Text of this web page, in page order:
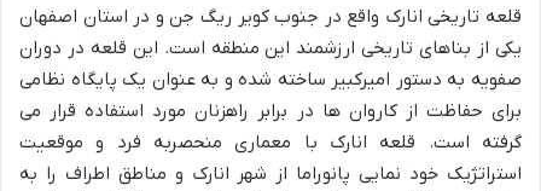
قلعه تاریخی انارک واقع در جنوب کویر ریگ جن و در استان اصفهان
یکی از بناهای تاریخی ارزشمند این منطقه است. این قلعه در دوران
صفویه به دستور امیرکبیر ساخته شده و به عنوان یک پایگاه نظامی
برای حفاظت از کاروان ها در برابر راهزنان مورد استفاده قرار می
گرفته است. قلعه انارک با معماری منحصربه فرد و موقعیت
استراتژیک خود نمایی پانوراما از شهر انارک و مناطق اطراف را به